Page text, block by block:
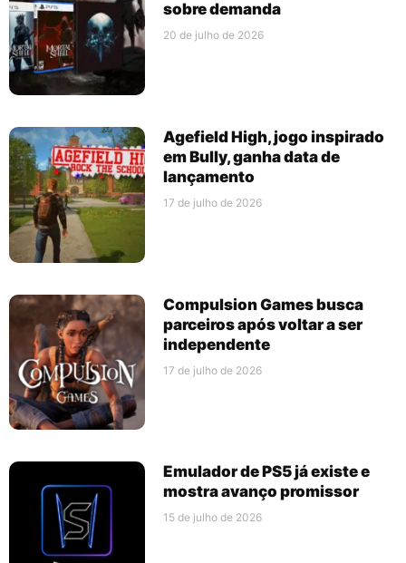
sobre demanda
20 de julho de 2026
Agefield High, jogo inspirado
em Bully, ganha data de
lançamento
17 de julho de 2026
Compulsion Games busca
parceiros após voltar a ser
independente
17 de julho de 2026
Emulador de PS5 já existe e
mostra avanço promissor
15 de julho de 2026